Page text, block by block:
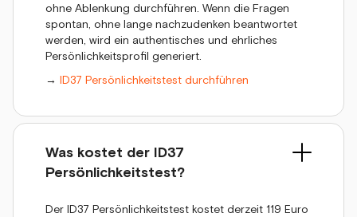
ohne Ablenkung durchführen. Wenn die Fragen
spontan, ohne lange nachzudenken beantwortet
werden, wird ein authentisches und ehrliches
Persönlichkeitsprofil generiert.
→ ID37 Persönlichkeitstest durchführen
Was kostet der ID37
Persönlichkeitstest?
Der ID37 Persönlichkeitstest kostet derzeit 119 Euro